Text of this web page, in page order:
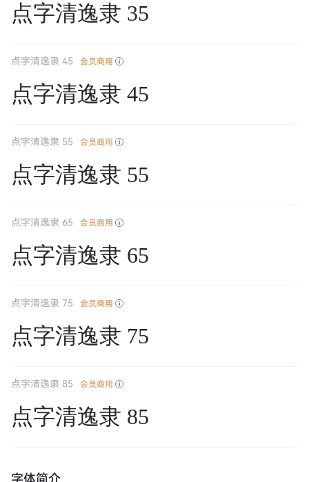
点字清逸隶 35
点字清逸隶 45 会员商用
点字清逸隶 45
点字清逸隶 55 会员商用
点字清逸隶 55
点字清逸隶 65 会员商用
点字清逸隶 65
点字清逸隶 75 会员商用
点字清逸隶 75
点字清逸隶 85 会员商用
点字清逸隶 85
字体简介